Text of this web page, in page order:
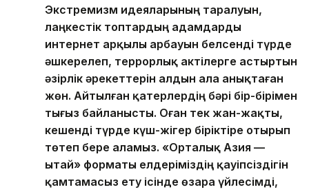
Экстремизм идеяларының таралуын,
лаңкестік топтардың адамдарды
интернет арқылы арбауын белсенді түрде
әшкерелеп, террорлық актілерге астыртын
әзірлік әрекеттерін алдын ала анықтаған
жөн. Айтылған қатерлердің бәрі бір-бірімен
тығыз байланысты. Оған тек жан-жақты,
кешенді түрде күш-жігер біріктіре отырып
төтеп бере аламыз. «Орталық Азия —
Қытай» форматы елдеріміздің қауіпсіздігін
қамтамасыз ету ісінде өзара үйлесімді,